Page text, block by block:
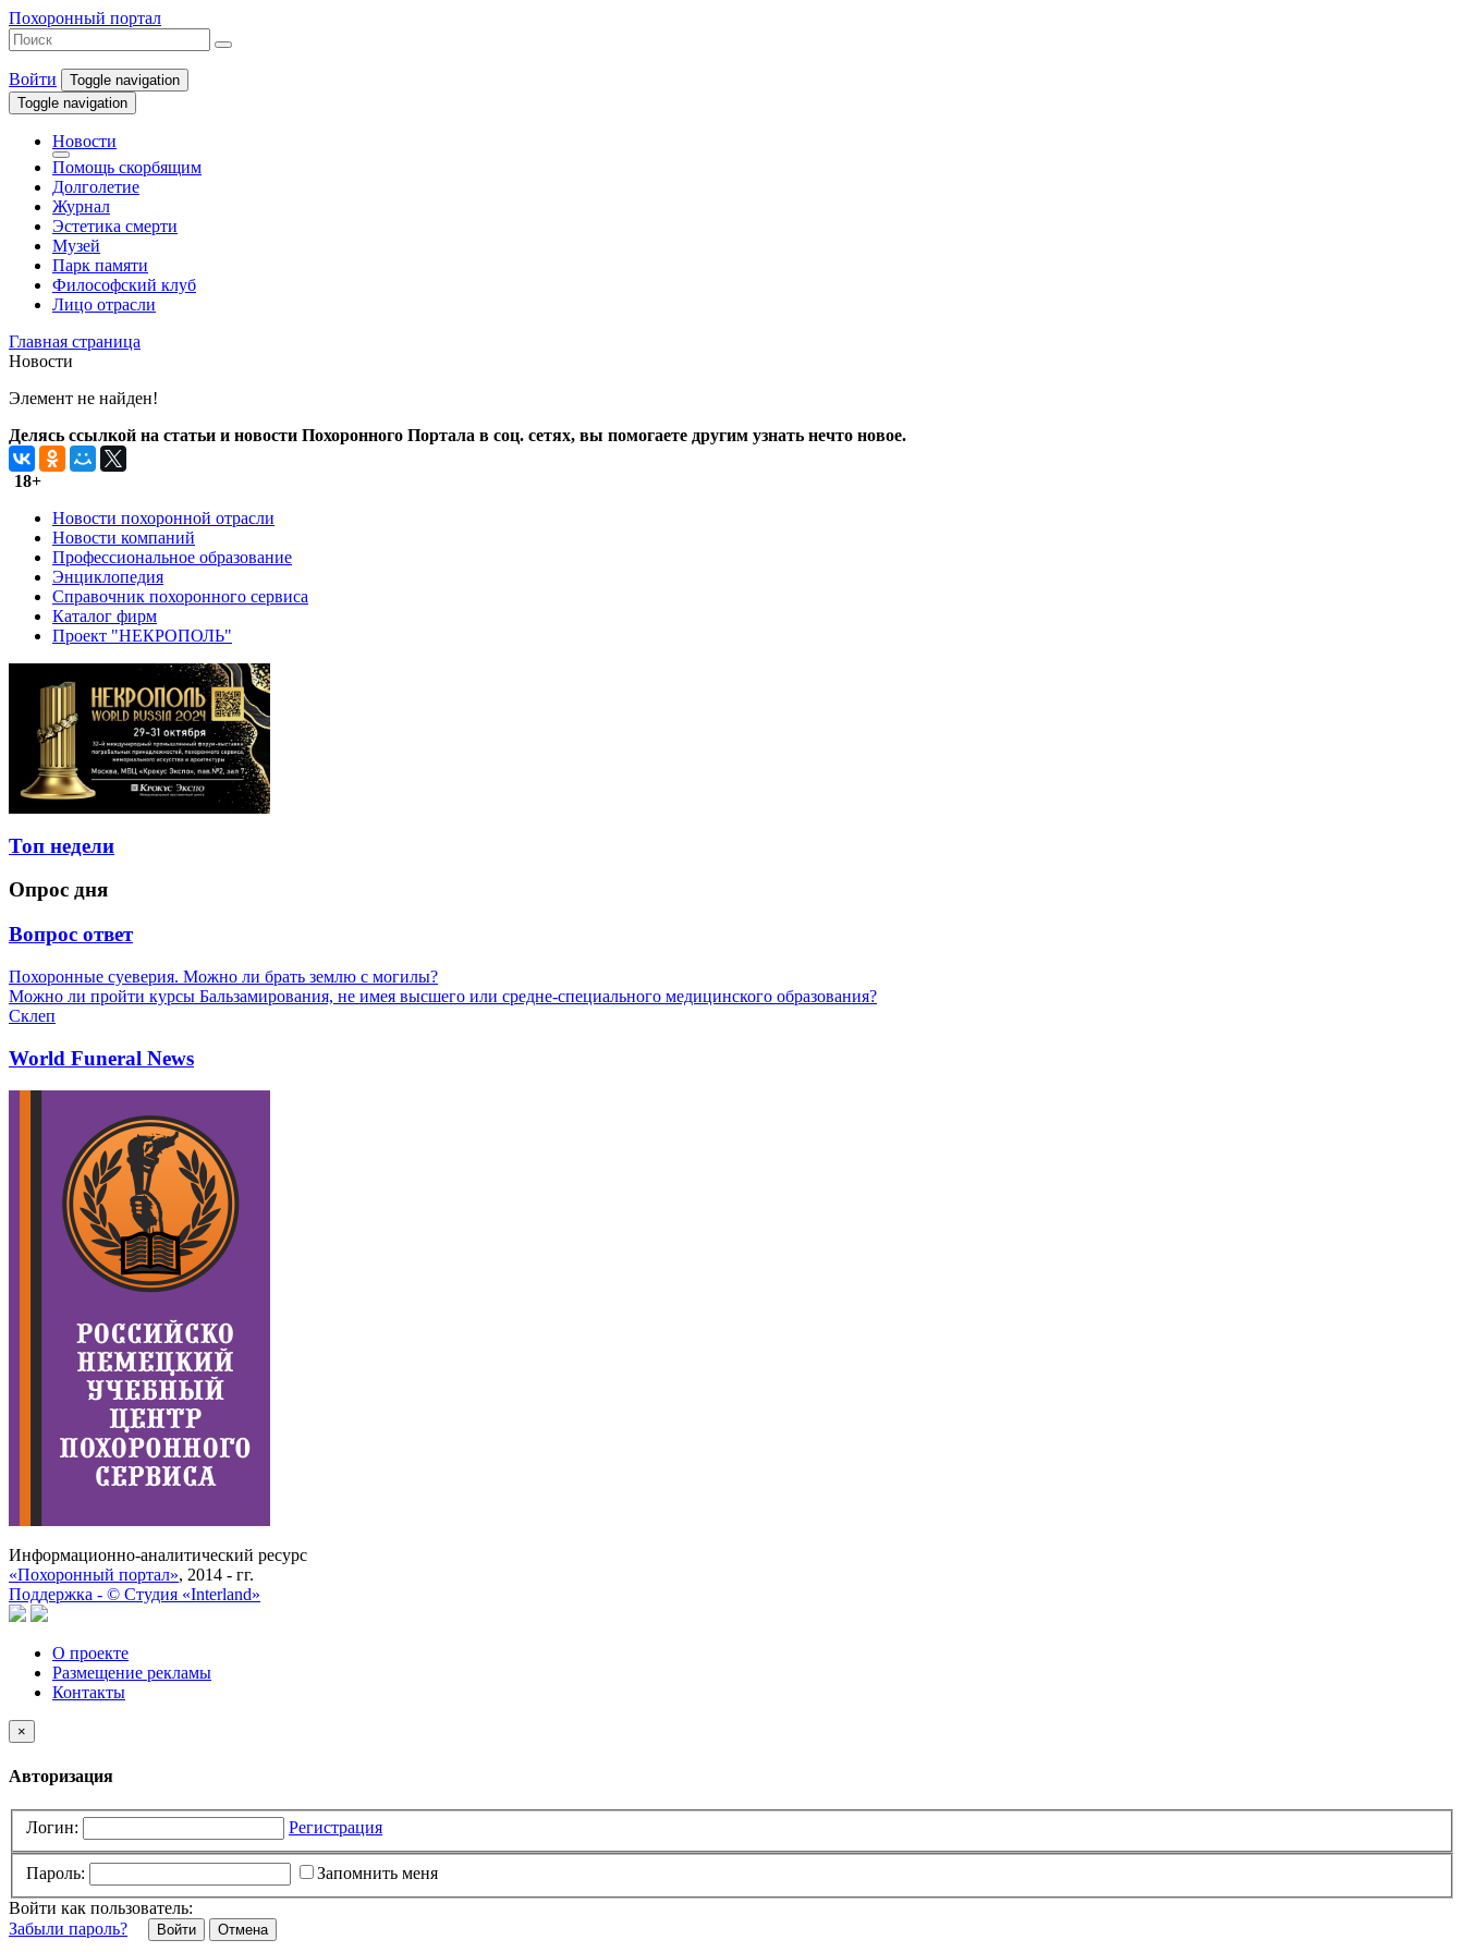
Похоронный портал
Войти
Toggle navigation
Toggle navigation
Новости
Помощь скорбящим
Долголетие
Журнал
Эстетика смерти
Музей
Парк памяти
Философский клуб
Лицо отрасли
Главная страница
Новости
Элемент не найден!
Делясь ссылкой на статьи и новости Похоронного Портала в соц. сетях, вы помогаете другим узнать нечто новое.
18+
Новости похоронной отрасли
Новости компаний
Профессиональное образование
Энциклопедия
Справочник похоронного сервиса
Каталог фирм
Проект "НЕКРОПОЛЬ"
Топ недели
Опрос дня
Вопрос ответ
Похоронные суеверия. Можно ли брать землю с могилы?
Можно ли пройти курсы Бальзамирования, не имея высшего или средне-специального медицинского образования?
Склеп
World Funeral News
Информационно-аналитический ресурс
«Похоронный портал», 2014 - гг.
Поддержка - © Cтудия «Interland»
О проекте
Размещение рекламы
Контакты
×
Авторизация
Логин: Регистрация
Пароль:
Запомнить меня
Войти как пользователь:
Забыли пароль?
Отмена